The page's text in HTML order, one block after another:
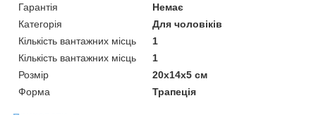
Гарантія
Немає
Категорія
Для чоловіків
Кількість вантажних місць
1
Кількість вантажних місць
1
Розмір
20х14х5 см
Форма
Трапеція